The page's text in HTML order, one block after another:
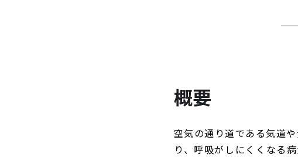
概要
空気の通り道である気道
り、呼吸がしにくくなる